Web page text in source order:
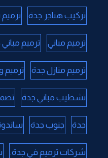
تركيب هناجر جدة
ترميم مباني ترميم
ترميم منازل جدة ترميم
تشطيب مباني جدة
جدة جنوب جدة
شركات ترميم في جدة.